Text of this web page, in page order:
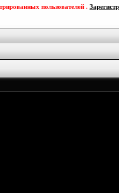
пользователей .